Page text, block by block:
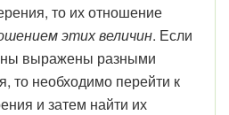
то их отношение
этих величин. Если
выражены разными
то необходимо перейти к
и затем найти их